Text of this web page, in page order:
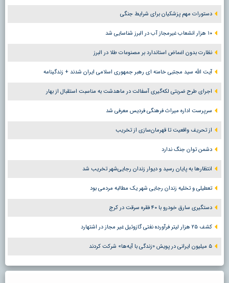
دستورات مهم پزشکیان برای شرایط جنگی
۱۰ هزار انشعاب غیرمجاز آب در البرز شناسایی شد
نظارت بدون اغماض استاندارد بر مصنوعات طلا در البرز
آیت الله سید مجتبی خامنه ای رهبر جمهوری اسلامی ایران شدند + زندگینامه
اجرای طرح ضربتی لکه‌گیری آسفالت در ماهدشت به مناسبت استقبال از بهار
سرپرست اداره میراث فرهنگی فردیس معرفی شد
از تحریف واقعیت تا قهرمان‌سازی از تخریب
دشمن توان جنگ ندارد
انتظارها به پایان رسید و دیوار زندان رجایی‌شهر تخریب شد
تعطیلی و تخلیه زندان رجایی شهر یک مطالبه مردمی بود
دستگیری سارق خودرو با ۴۰ فقره سرقت در کرج
کشف ۲۵ هزار لیتر فرآورده نفتی گازوئیل غیر مجاز در اشتهارد
۵ میلیون ایرانی در پویش «زندگی با آیه‌ها» شرکت کردند